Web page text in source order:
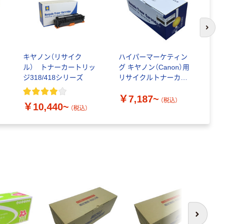
キヤノン（リサイク
ル） トナーカートリッ
ジ318/418シリーズ
￥10,440~ （税込）
ハイパーマーケティン
グ キヤノン（Canon）用
リサイクルトナーカー
￥7,187~ （税込）
次のスライド
次へ